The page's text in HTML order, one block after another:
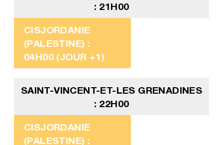
: 21H00
CISJORDANIE
(PALESTINE) :
04H00 (JOUR +1)
SAINT-VINCENT-ET-LES GRENADINES
: 22H00
CISJORDANIE
(PALESTINE) :